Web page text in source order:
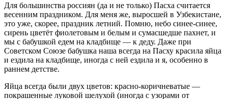
Для большинства россиян (да и не только) Пасха считается
весенним праздником. Для меня же, выросшей в Узбекистане,
это уже, скорее, праздник летний. Помню, небо синее-синее,
сирень цветёт фиолетовым и белым и сумасшедше пахнет, и
мы с бабушкой едем на кладбище — к деду. Даже при
Советском Союзе бабушка наша всегда на Пасху красила яйца
и ездила на кладбище, иногда с ней ездила и я, особенно в
раннем детстве.
Яйца всегда были двух цветов: красно-коричневатые —
покрашенные луковой шелухой (иногда с узорами от